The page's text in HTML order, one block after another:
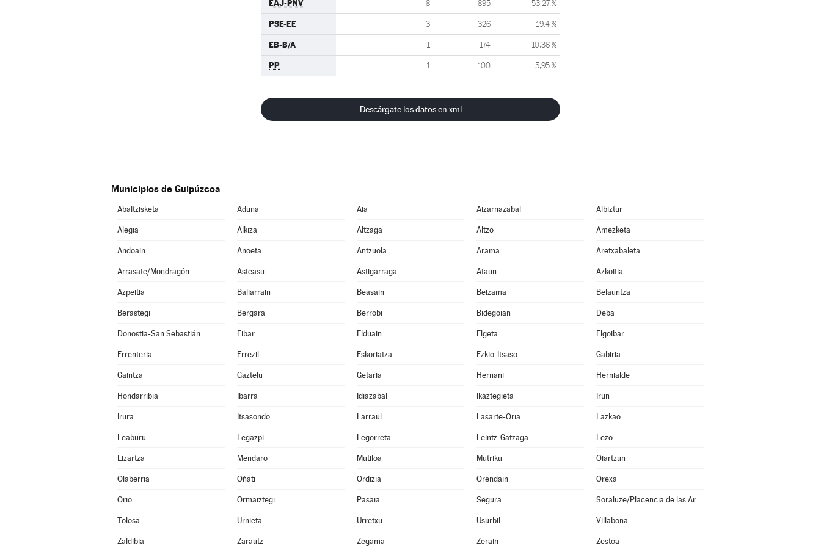
EAJ-PNV 8 895 53,27 %
PSE-EE 3 326 19,4 %
EB-B/A 1 174 10,36 %
PP 1 100 5,95 %
Descárgate los datos en xml
Municipios de Guipúzcoa
Abaltzisketa Aduna Aia Aizarnazabal Albiztur
Alegia Alkiza Altzaga Altzo Amezketa
Andoain Anoeta Antzuola Arama Aretxabaleta
Arrasate/Mondragón Asteasu Astigarraga Ataun Azkoitia
Azpeitia Baliarrain Beasain Beizama Belauntza
Berastegi Bergara Berrobi Bidegoian Deba
Donostia-San Sebastián Eibar Elduain Elgeta Elgoibar
Errenteria Errezil Eskoriatza Ezkio-Itsaso Gabiria
Gaintza Gaztelu Getaria Hernani Hernialde
Hondarribia Ibarra Idiazabal Ikaztegieta Irun
Irura Itsasondo Larraul Lasarte-Oria Lazkao
Leaburu Legazpi Legorreta Leintz-Gatzaga Lezo
Lizartza Mendaro Mutiloa Mutriku Oiartzun
Olaberria Oñati Ordizia Orendain Orexa
Orio Ormaiztegi Pasaia Segura Soraluze/Placencia de las Armas
Tolosa Urnieta Urretxu Usurbil Villabona
Zaldibia Zarautz Zegama Zerain Zestoa